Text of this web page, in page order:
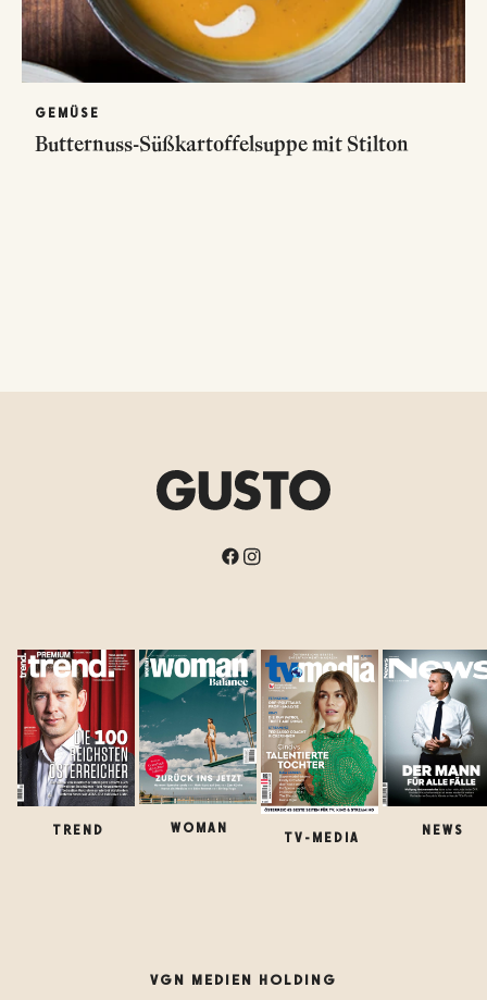
GEMÜSE
Butternuss-Süßkartoffelsuppe mit Stilton
TREND WOMAN
TV-MEDIA
NEWS
VGN MEDIEN HOLDING